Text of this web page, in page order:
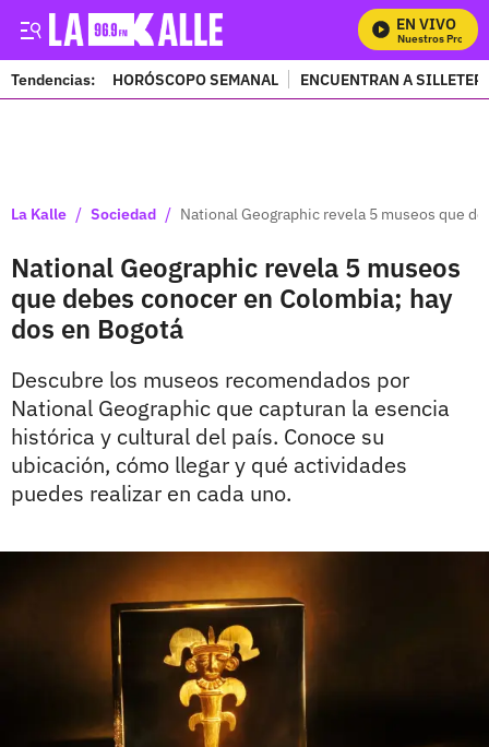
EN VIVO
Mira Todos Nuestros
Tendencias: HORÓSCOPO SEMANAL ENCUENTRAN A
La Kalle / Sociedad / National Geographic revela 5 museos que
National Geographic revela 5 museos
que debes conocer en Colombia; hay
dos en Bogotá
Descubre los museos recomendados por
National Geographic que capturan la esencia
histórica y cultural del país. Conoce su
ubicación, cómo llegar y qué actividades
puedes realizar en cada uno.